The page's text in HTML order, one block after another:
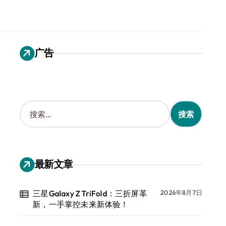
广告
搜
索
：
最新文章
三星Galaxy Z TriFold：三折屏革
新，一手掌控未来新体验！
2026年8月7日